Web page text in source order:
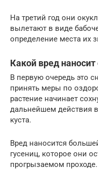
На третий год они
вылетают в виде
определение места их
Какой вред
В первую очередь это
принять меры по
растение начинает
дальнейшем действия
куста.
Вред наносится
гусениц, которое они
прогрызаемом